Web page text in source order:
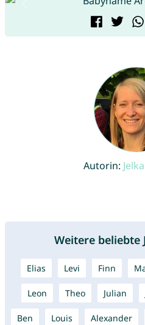
Autorin:
Weitere beliebte
Elias Levi Finn
Leon Theo Julian
Ben Louis Alexander